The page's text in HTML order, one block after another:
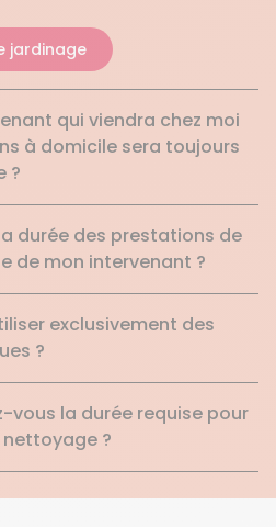
jardinage
qui viendra chez moi
à domicile sera toujours
?
durée des prestations de
de mon intervenant ?
exclusivement des
?
vous la durée requise pour
?